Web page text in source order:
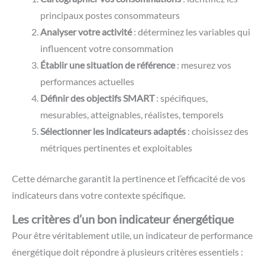
principaux postes consommateurs
Analyser votre activité: déterminez les variables qui
influencent votre consommation
Établir une situation de référence: mesurez vos
performances actuelles
Définir des objectifs SMART: spécifiques,
mesurables, atteignables, réalistes, temporels
Sélectionner les indicateurs adaptés : choisissez des
métriques pertinentes et exploitables
Cette démarche garantit la pertinence et l’efficacité de vos
indicateurs dans votre contexte spécifique.
Les critères d’un bon indicateur énergétique
Pour être véritablement utile, un indicateur de performance
énergétique doit répondre à plusieurs critères essentiels :